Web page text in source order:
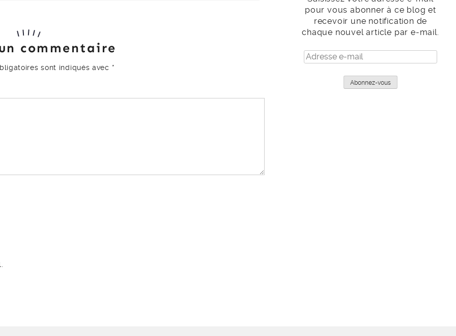
commentaire
sont indiqués avec *
pour vous abonner à ce blog et
recevoir une notification de
chaque nouvel article par e-mail.
Adresse
e-
Abonnez-vous